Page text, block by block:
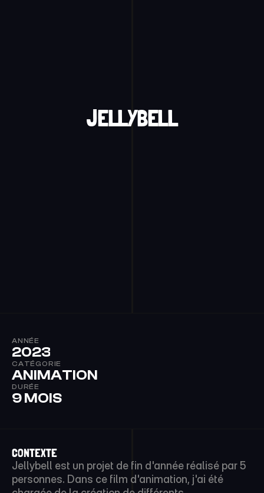
JELLYBELL
ANNÉE
2023-2024
CATÉGORIE
ANIMATION
DURÉE
9 MOIS
CONTEXTE
Jellybell est un projet de fin d'année réalisé par 5
personnes. Dans ce film d'animation, j'ai été